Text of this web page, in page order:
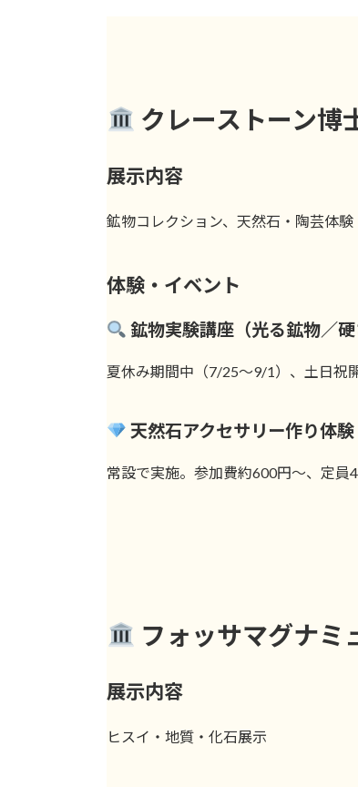
クレーストーン博
展示内容
鉱物コレクション、天然石・陶芸体験
体験・イベント
鉱物実験講座（光る鉱物／硬
夏休み期間中（7/25〜9/1）、土日祝
天然石アクセサリー作り体験
常設で実施。参加費約600円〜、定員
フォッサマグナミ
展示内容
ヒスイ・地質・化石展示